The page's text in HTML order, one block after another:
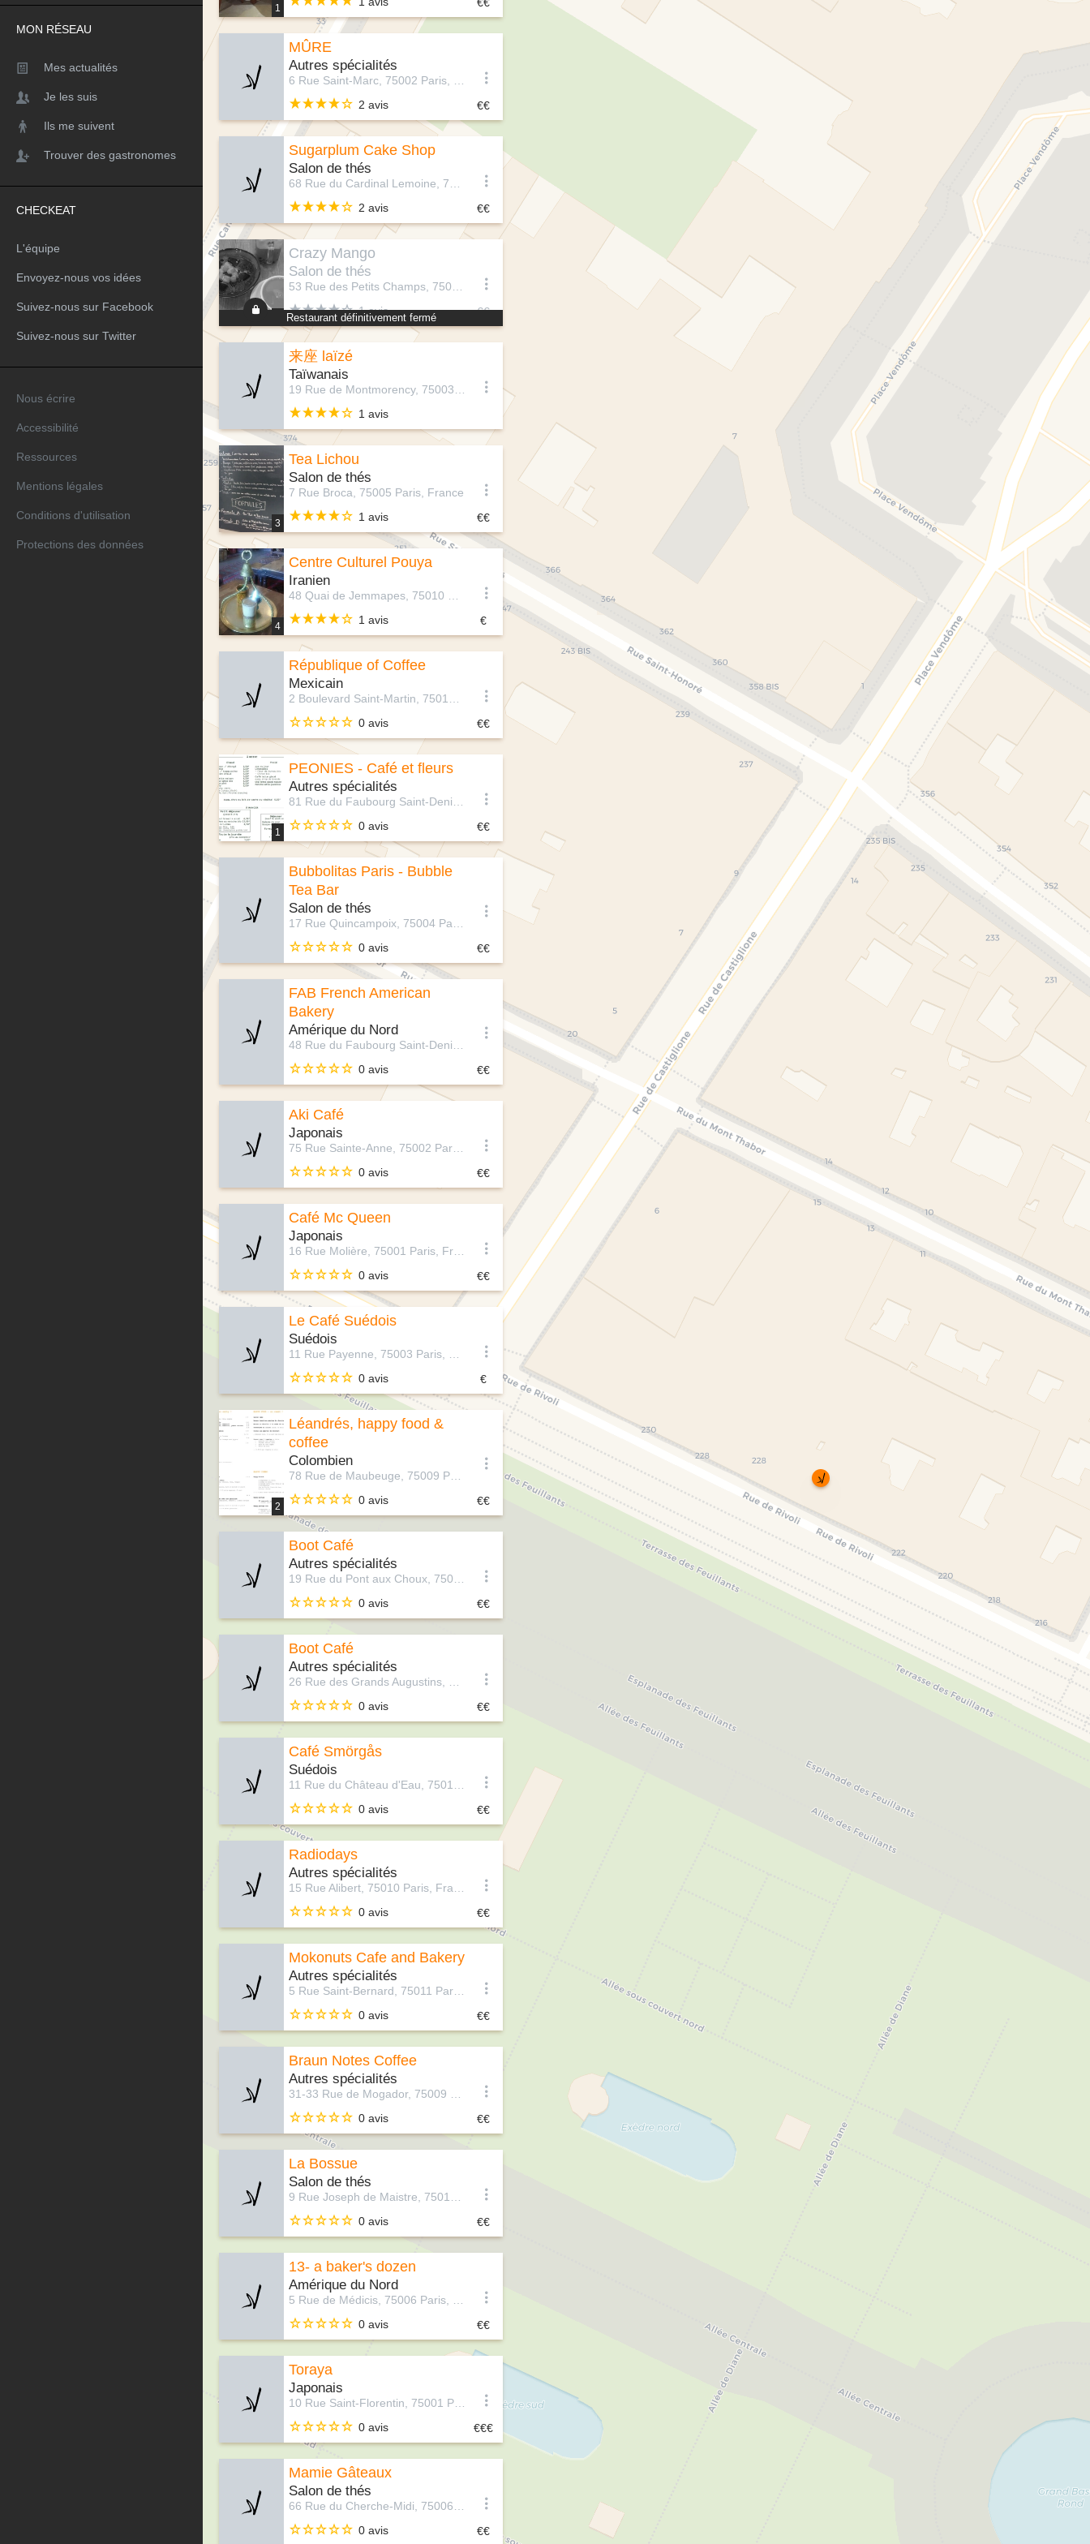
MON RÉSEAU
Mes actualités
Je les suis
Ils me suivent
Trouver des gastronomes
CHECKEAT
L'équipe
Envoyez-nous vos idées
Suivez-nous sur Facebook
Suivez-nous sur Twitter
Nous écrire
Accessibilité
Ressources
Mentions légales
Conditions d'utilisation
Protections des données
1
MÛRE
Autres spécialités
2 avis
Sugarplum Cake Shop
Salon de thés
2 avis
Crazy Mango
Salon de thés
1 avis
Restaurant définitivement fermé
来座 laïzé
Taïwanais
1 avis
3
Tea Lichou
Salon de thés
7 Rue Broca, 75005 Paris, France
1 avis
4
Centre Culturel Pouya
Iranien
1 avis
République of Coffee
Mexicain
0 avis
1
PEONIES - Café et fleurs
Autres spécialités
0 avis
Bubbolitas Paris - Bubble
Tea Bar
Salon de thés
0 avis
FAB French American
Bakery
Amérique du Nord
0 avis
Aki Café
Japonais
0 avis
Café Mc Queen
Japonais
0 avis
Le Café Suédois
Suédois
0 avis
2
Léandrés, happy food &
coffee
Colombien
0 avis
Boot Café
Autres spécialités
0 avis
Boot Café
Autres spécialités
0 avis
Café Smörgås
Suédois
0 avis
Radiodays
Autres spécialités
0 avis
Mokonuts Cafe and Bakery
Autres spécialités
0 avis
Braun Notes Coffee
Autres spécialités
0 avis
La Bossue
Salon de thés
0 avis
13- a baker's dozen
Amérique du Nord
0 avis
Toraya
Japonais
0 avis
Mamie Gâteaux
Salon de thés
0 avis